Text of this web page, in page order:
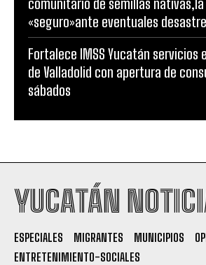
comunitario de semillas nativas,la
«seguro»ante eventuales
Fortalece IMSS Yucatán servicios
de Valladolid con apertura de
sábados
YUCATÁN
ESPECIALES MIGRANTES MUNICIPIOS
ENTRETENIMIENTO-SOCIALES